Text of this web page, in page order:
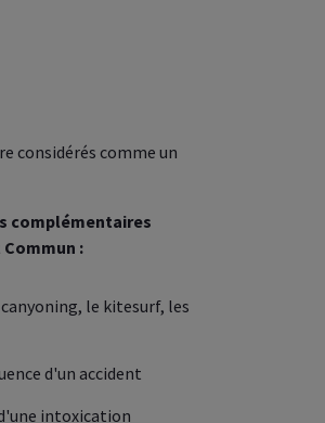
considérés comme un
complémentaires
:
le kitesurf, les
d'un accident
intoxication